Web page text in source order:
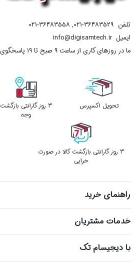
تلفن 021-36483529
,
021-36483558
ایمیلinfo@digisamtech.ir
ما در روزهای کاری از ساعت ۹ صبح تا ۱۹ پاسخگوی شما هستیم
تحویل اکسپرس
3 روز گارانتی بازگشت
وجه
3 روز گارانتی بازگشت کالا در صورت
خرابی
راهنمای خرید
خدمات مشتریان
با دیجیسام تک